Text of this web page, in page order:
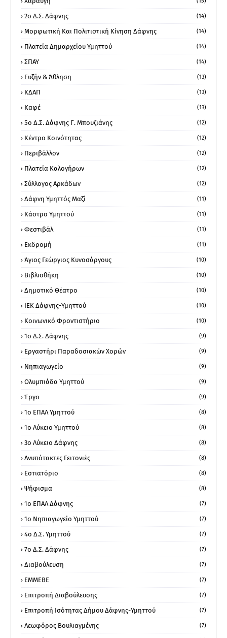
2ο Δ.Σ. Δάφνης (14)
Μορφωτική Και Πολιτιστική Κίνηση Δάφνης (14)
Πλατεία Δημαρχείου Υμηττού (14)
ΣΠΑΥ (14)
Ευζήν & Άθληση (13)
ΚΔΑΠ (13)
Καφέ (13)
5ο Δ.Σ. Δάφνης Γ. Μπουζιάνης (12)
Κέντρο Κοινότητας (12)
Περιβάλλον (12)
Πλατεία Καλογήρων (12)
Σύλλογος Αρκάδων (12)
Δάφνη Υμηττός Μαζί (11)
Κάστρο Υμηττού (11)
Φεστιβάλ (11)
Εκδρομή (11)
Άγιος Γεώργιος Κυνοσάργους (10)
Βιβλιοθήκη (10)
Δημοτικό Θέατρο (10)
ΙΕΚ Δάφνης-Υμηττού (10)
Κοινωνικό Φροντιστήριο (10)
1ο Δ.Σ. Δάφνης (9)
Εργαστήρι Παραδοσιακών Χορών (9)
Νηπιαγωγείο (9)
Ολυμπιάδα Υμηττού (9)
Έργο (9)
1o ΕΠΑΛ Υμηττού (8)
1ο Λύκειο Υμηττού (8)
3ο Λύκειο Δάφνης (8)
Ανυπότακτες Γειτονιές (8)
Εστιατόριο (8)
Ψήφισμα (8)
1ο ΕΠΑΛ Δάφνης (7)
1ο Νηπιαγωγείο Υμηττού (7)
4ο Δ.Σ. Υμηττού (7)
7ο Δ.Σ. Δάφνης (7)
Διαβούλευση (7)
ΕΜΜΕΒΕ (7)
Επιτροπή Διαβούλευσης (7)
Επιτροπή Ισότητας Δήμου Δάφνης-Υμηττού (7)
Λεωφόρος Βουλιαγμένης (7)